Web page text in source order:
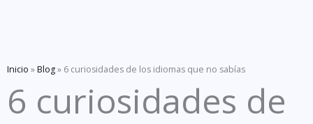
Inicio »Blog» 6 curiosidades de los idiomas que no sabías
6 curiosidades de